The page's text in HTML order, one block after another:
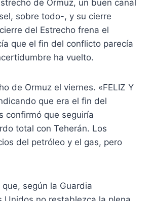
de Ormuz, un buen canal
sobre todo-, y su cierre
del Estrecho frena el
que el fin del conflicto parecía
ha vuelto.
de Ormuz el viernes. «FELIZ Y
que era el fin del
confirmó que seguiría
total con Teherán. Los
del petróleo y el gas, pero
según la Guardia